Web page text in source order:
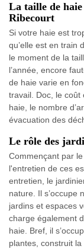
La taille de
Ribecourt
Si votre haie est
qu’elle est en train
le moment de la
l’année, encore
de haie varie en
travail. Doc, le coût
haie, le nombre
évacuation des
Le rôle des
Commençant par
l'entretien de ces
entretien, le
nature. Il s’occupe
jardins et espaces
charge également
haie. Bref, il
plantes, construit